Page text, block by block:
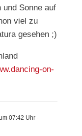
und Sonne auf
viel zu
gesehen ;)
on-
07:42 Uhr -